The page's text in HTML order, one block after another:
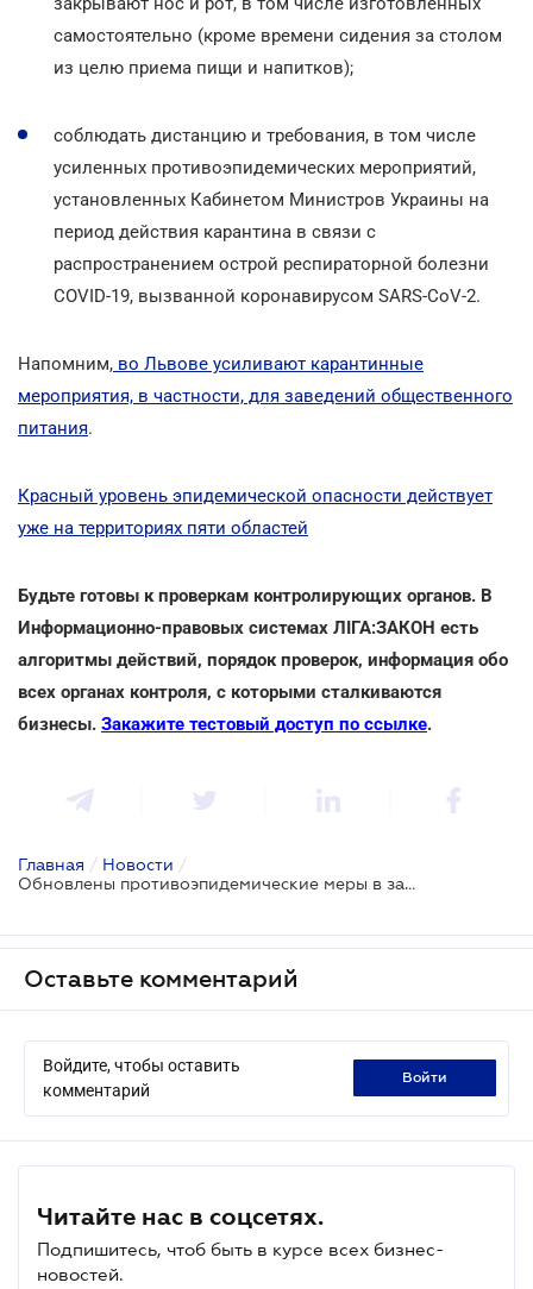
самостоятельно (кроме времени сидения за столом
из целю приема пищи и напитков);
соблюдать дистанцию и требования, в том числе
усиленных противоэпидемических мероприятий,
установленных Кабинетом Министров Украины на
период действия карантина в связи с
распространением острой респираторной болезни
COVID-19, вызванной коронавирусом SARS-CoV-2.
Напомним, во Львове усиливают карантинные
мероприятия, в частности, для заведений общественного
питания.
Красный уровень эпидемической опасности действует
уже на территориях пяти областей
Будьте готовы к проверкам контролирующих органов. В
Информационно-правовых системах ЛІГА:ЗАКОН есть
алгоритмы действий, порядок проверок, информация обо
всех органах контроля, с которыми сталкиваются
бизнесы. Закажите тестовый доступ по ссылке.
Главная / Новости /
Обновлены противоэпидемические меры в заведениях общественного питания
Оставьте комментарий
Войдите, чтобы оставить
комментарий
войти
Читайте нас в соцсетях.
Подпишитесь, чтоб быть в курсе всех бизнес-
новостей.